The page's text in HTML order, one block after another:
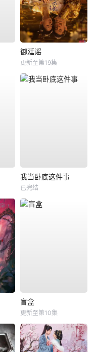
御廷谣
更新至第19集
我当卧底这件事
已完结
盲盒
更新至第10集